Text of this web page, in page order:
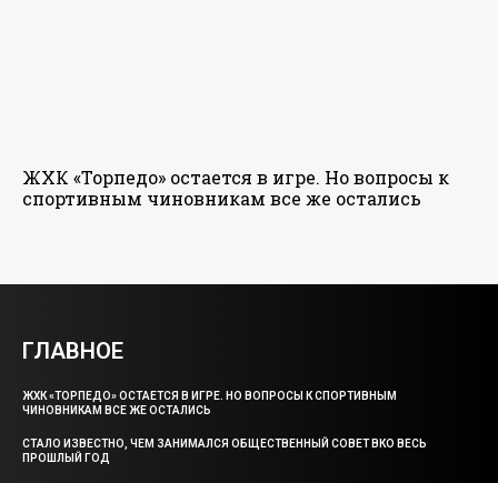
ЖХК «Торпедо» остается в игре. Но вопросы к
спортивным чиновникам все же остались
ГЛАВНОЕ
ЖХК «ТОРПЕДО» ОСТАЕТСЯ В ИГРЕ. НО ВОПРОСЫ К СПОРТИВНЫМ
ЧИНОВНИКАМ ВСЕ ЖЕ ОСТАЛИСЬ
СТАЛО ИЗВЕСТНО, ЧЕМ ЗАНИМАЛСЯ ОБЩЕСТВЕННЫЙ СОВЕТ ВКО ВЕСЬ
ПРОШЛЫЙ ГОД